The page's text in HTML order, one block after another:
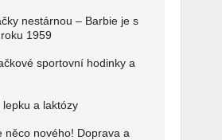
nestárnou – Barbie je s
1959
sportovní hodinky a
a laktózy
něco nového! Doprava a